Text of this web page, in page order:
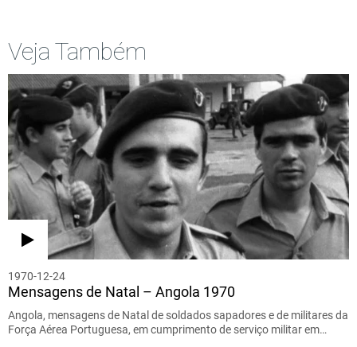
Veja Também
1970-12-24
Mensagens de Natal – Angola 1970
Angola, mensagens de Natal de soldados sapadores e de militares da
Força Aérea Portuguesa, em cumprimento de serviço militar em…